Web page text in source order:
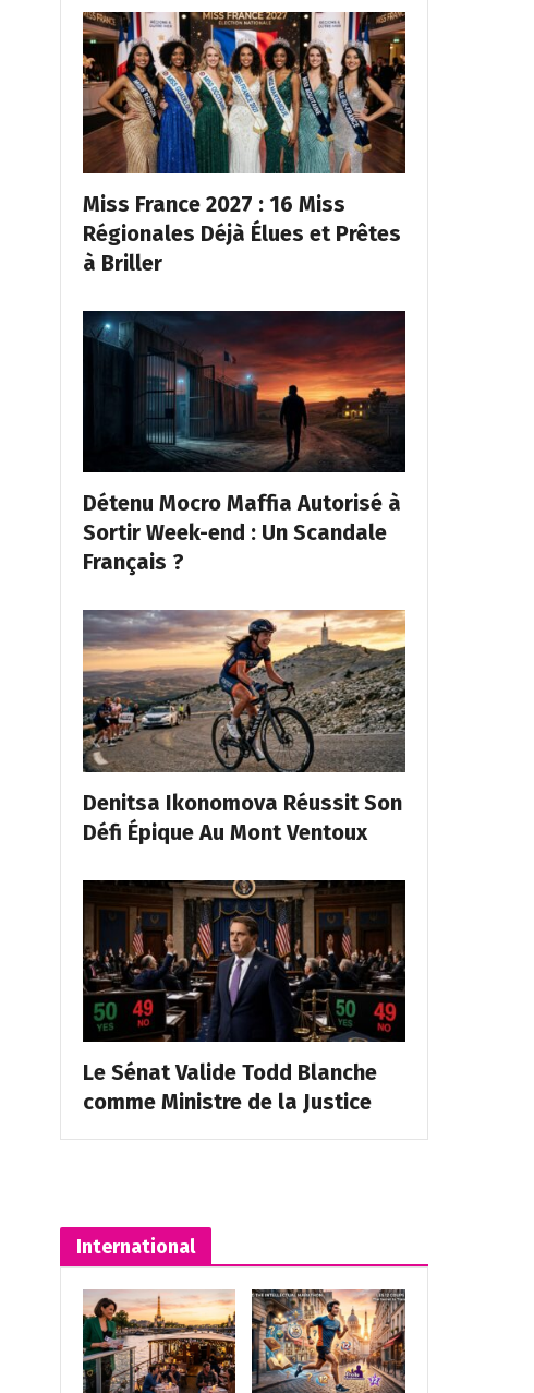
Miss France 2027 : 16 Miss
Régionales Déjà Élues et Prêtes
à Briller
Détenu Mocro Maffia Autorisé à
Sortir Week-end : Un Scandale
Français ?
Denitsa Ikonomova Réussit Son
Défi Épique Au Mont Ventoux
Le Sénat Valide Todd Blanche
comme Ministre de la Justice
International